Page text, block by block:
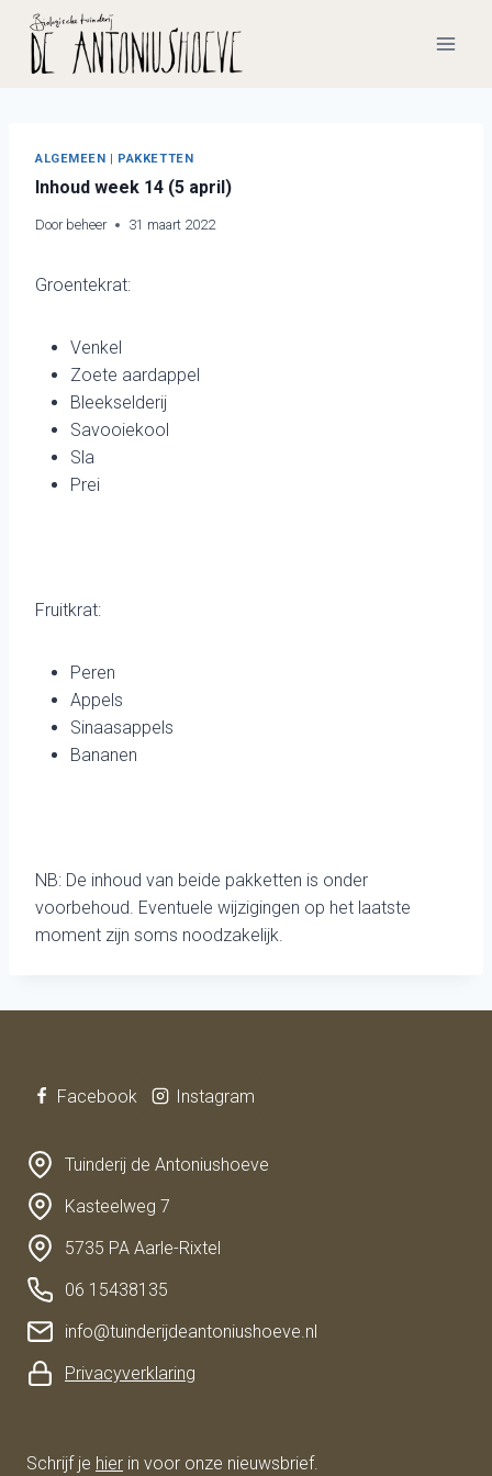
Doorgaan
naar
inhoud
ALGEMEEN | PAKKETTEN
Inhoud week 14 (5 april)
Door beheer 31 maart 2022
Groentekrat:
Venkel
Zoete aardappel
Bleekselderij
Savooiekool
Sla
Prei
Fruitkrat:
Peren
Appels
Sinaasappels
Bananen
NB: De inhoud van beide pakketten is onder
voorbehoud. Eventuele wijzigingen op het laatste
moment zijn soms noodzakelijk.
Facebook Instagram
Tuinderij de Antoniushoeve
Kasteelweg 7
5735 PA Aarle-Rixtel
06 15438135
info@tuinderijdeantoniushoeve.nl
Privacyverklaring
Schrijf je hier in voor onze nieuwsbrief.